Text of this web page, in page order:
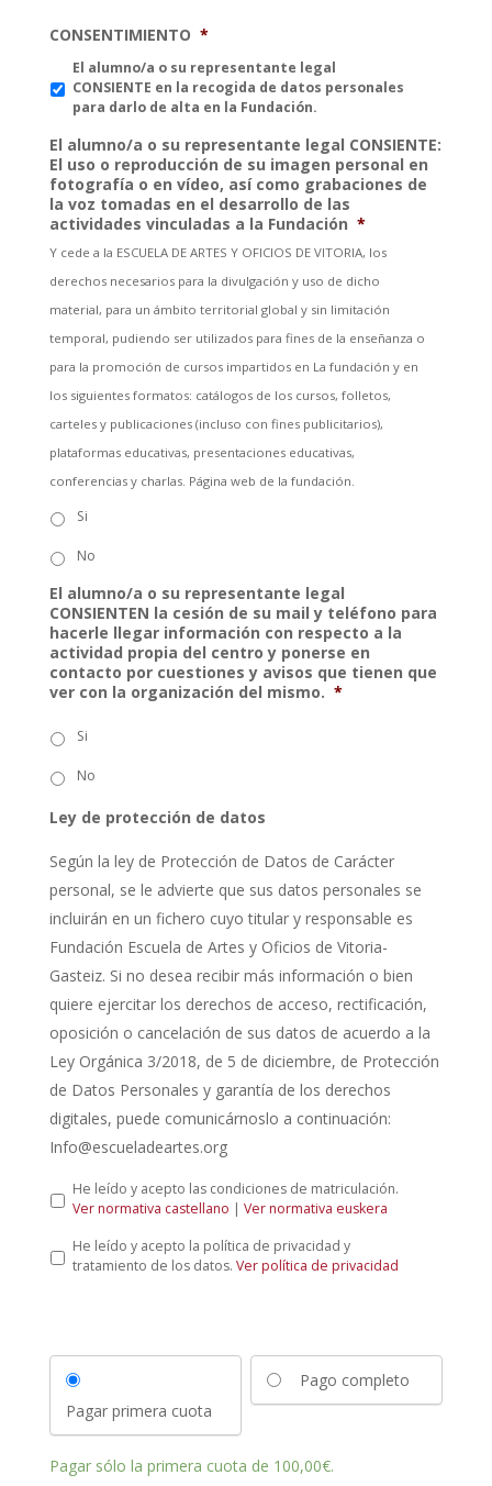
CONSENTIMIENTO *
El alumno/a o su representante legal
CONSIENTE en la recogida de datos personales
para darlo de alta en la Fundación.
El alumno/a o su representante legal CONSIENTE:
El uso o reproducción de su imagen personal en
fotografía o en vídeo, así como grabaciones de
la voz tomadas en el desarrollo de las
actividades vinculadas a la Fundación *
Y cede a la ESCUELA DE ARTES Y OFICIOS DE VITORIA, los
derechos necesarios para la divulgación y uso de dicho
material, para un ámbito territorial global y sin limitación
temporal, pudiendo ser utilizados para fines de la enseñanza o
para la promoción de cursos impartidos en La fundación y en
los siguientes formatos: catálogos de los cursos, folletos,
carteles y publicaciones (incluso con fines publicitarios),
plataformas educativas, presentaciones educativas,
conferencias y charlas. Página web de la fundación.
Si
No
El alumno/a o su representante legal
CONSIENTEN la cesión de su mail y teléfono para
hacerle llegar información con respecto a la
actividad propia del centro y ponerse en
contacto por cuestiones y avisos que tienen que
ver con la organización del mismo. *
Si
No
Ley de protección de datos
Según la ley de Protección de Datos de Carácter
personal, se le advierte que sus datos personales se
incluirán en un fichero cuyo titular y responsable es
Fundación Escuela de Artes y Oficios de Vitoria-
Gasteiz. Si no desea recibir más información o bien
quiere ejercitar los derechos de acceso, rectificación,
oposición o cancelación de sus datos de acuerdo a la
Ley Orgánica 3/2018, de 5 de diciembre, de Protección
de Datos Personales y garantía de los derechos
digitales, puede comunicárnoslo a continuación:
Info@escueladeartes.org
L
e
d
e
n
He leído y acepto las condiciones de matriculación.
Ver normativa castellano | Ver normativa euskera
P
o
c
r
He leído y acepto la política de privacidad y
tratamiento de los datos. Ver política de privacidad
Pagar primera cuota
Pago completo
Pagar sólo la primera cuota de 100,00€.